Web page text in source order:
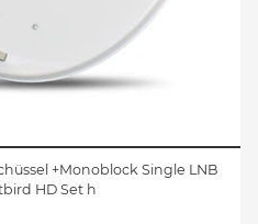
+Monoblock Single LNB
HD Set h